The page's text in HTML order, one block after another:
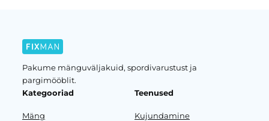
Pakume mänguväljakuid, spordivarustust ja
pargimööblit.
Kategooriad
Mäng
Teenused
Kujundamine